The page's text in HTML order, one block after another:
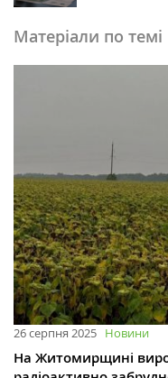
Матеріали по темі
26 серпня 2025 Новини
На Житомирщині